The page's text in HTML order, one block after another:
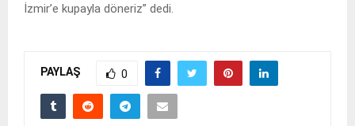
İzmir’e kupayla döneriz” dedi.
PAYLAŞ 0